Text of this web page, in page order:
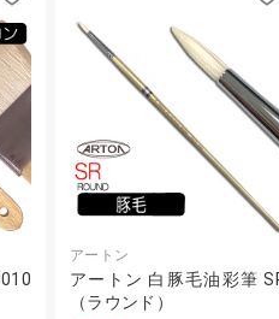
アートン
アートン 白豚毛油彩筆
（ラウンド）